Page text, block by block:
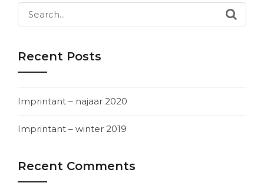
Search
for:
Recent Posts
Imprintant – najaar 2020
Imprintant – winter 2019
Recent Comments